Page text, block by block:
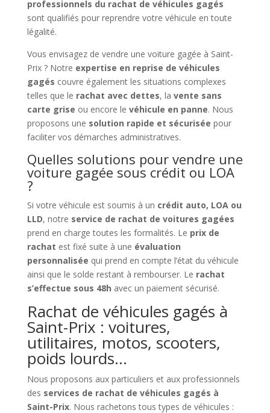
professionnels du rachat de véhicules gagés
sont qualifiés pour reprendre votre véhicule en toute
légalité.
Vous envisagez de vendre une voiture gagée à Saint-
Prix ? Notre expertise en reprise de véhicules
gagés couvre également les situations complexes
telles que le rachat avec dettes, la vente sans
carte grise ou encore le véhicule en panne. Nous
proposons une solution rapide et sécurisée pour
faciliter vos démarches administratives.
Quelles solutions pour vendre une
voiture gagée sous crédit ou LOA
?
Si votre véhicule est soumis à un crédit auto, LOA ou
LLD, notre service de rachat de voitures gagées
prend en charge toutes les formalités. Le prix de
rachat est fixé suite à une évaluation
personnalisée qui prend en compte l’état du véhicule
ainsi que le solde restant à rembourser. Le rachat
s’effectue sous 48h avec un paiement sécurisé.
Rachat de véhicules gagés à
Saint-Prix : voitures,
utilitaires, motos, scooters,
poids lourds…
Nous proposons aux particuliers et aux professionnels
des services de rachat de véhicules gagés à
Saint-Prix. Nous rachetons tous types de véhicules :